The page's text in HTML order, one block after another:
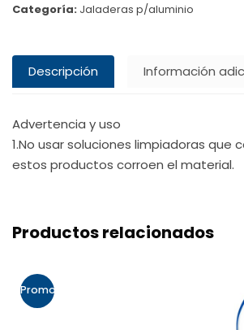
Categoría: Jaladeras p/aluminio
Descripción Información
Advertencia y uso
1.No usar soluciones limpiadoras que
estos productos corroen el material.
Productos relacionados
Promo!